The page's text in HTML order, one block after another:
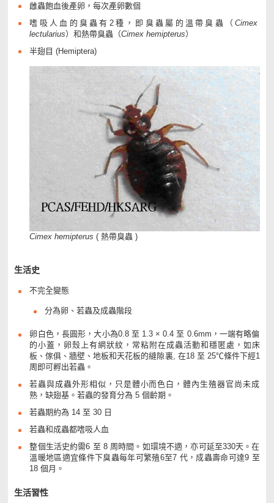
雌蟲飽血後產卵，每次產卵數個
嗜吸人血的臭蟲有2種，即臭蟲屬的溫帶臭蟲（Cimex
lectularius）和熱帶臭蟲（Cimex hemipterus）
半翅目 (Hemiptera)
Cimex hemipterus ( 熱帶臭蟲 )
生活史
不完全變態
分為卵、若蟲及成蟲階段
卵白色，長圓形，大小為0.8 至 1.3 × 0.4 至 0.6mm，一端有略偏
的小蓋，卵殼上有網狀紋，常粘附在成蟲活動和穩匿處，如床
板、傢俱、牆壁、地板和天花板的縫隙裏, 在18 至 25℃條件下經1
周即可孵出若蟲。
若蟲與成蟲外形相似，只是體小而色白，體內生殖器官尚未成
熟，缺翅基。若蟲的發育分為 5 個齡期。
若蟲期約為 14 至 30 日
若蟲和成蟲都嗜吸人血
整個生活史約需6 至 8 周時間。如環境不適，亦可延至330天。在
溫暖地區適宜條件下臭蟲每年可繁殖6至7 代，成蟲壽命可達9 至
18 個月。
生活習性